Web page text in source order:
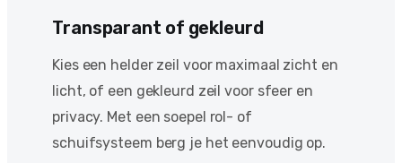
Transparant of gekleurd
Kies een helder zeil voor maximaal zicht en
licht, of een gekleurd zeil voor sfeer en
privacy. Met een soepel rol- of
schuifsysteem berg je het eenvoudig op.